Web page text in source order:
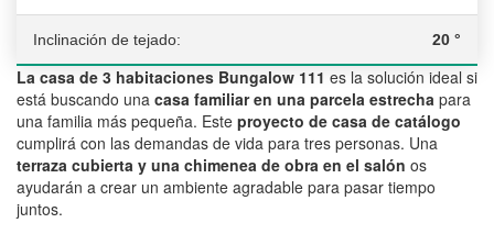
Inclinación de tejado: 20 °
La casa de 3 habitaciones Bungalow 111 es la solución ideal si
está buscando una casa familiar en una parcela estrecha para
una familia más pequeña. Este proyecto de casa de catálogo
cumplirá con las demandas de vida para tres personas. Una
terraza cubierta y una chimenea de obra en el salón os
ayudarán a crear un ambiente agradable para pasar tiempo
juntos.